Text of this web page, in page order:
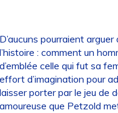
pourraient
: comment un
celle qui fut sa
d’imagination pour
porter par le jeu de
que Petzold